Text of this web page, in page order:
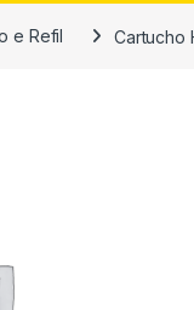
e Refil Cartucho